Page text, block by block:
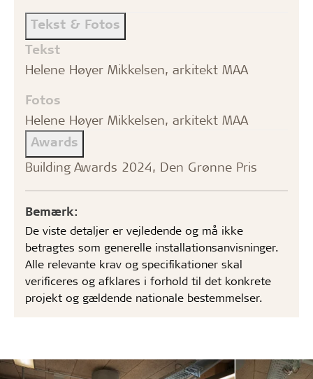
Tekst & Fotos
Tekst
Helene Høyer Mikkelsen, arkitekt MAA
Fotos
Helene Høyer Mikkelsen, arkitekt MAA
Awards
Building Awards 2024, Den Grønne Pris
Bemærk:
De viste detaljer er vejledende og må ikke
betragtes som generelle installationsanvisninger.
Alle relevante krav og specifikationer skal
verificeres og afklares i forhold til det konkrete
projekt og gældende nationale bestemmelser.